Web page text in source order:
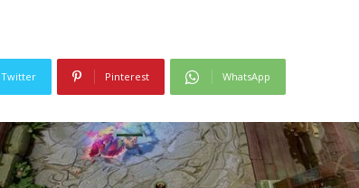
Twitter Pinterest WhatsApp